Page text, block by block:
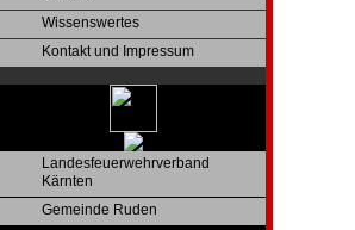
Wissenswertes
Kontakt und Impressum
Landesfeuerwehrverband
Kärnten
Gemeinde Ruden